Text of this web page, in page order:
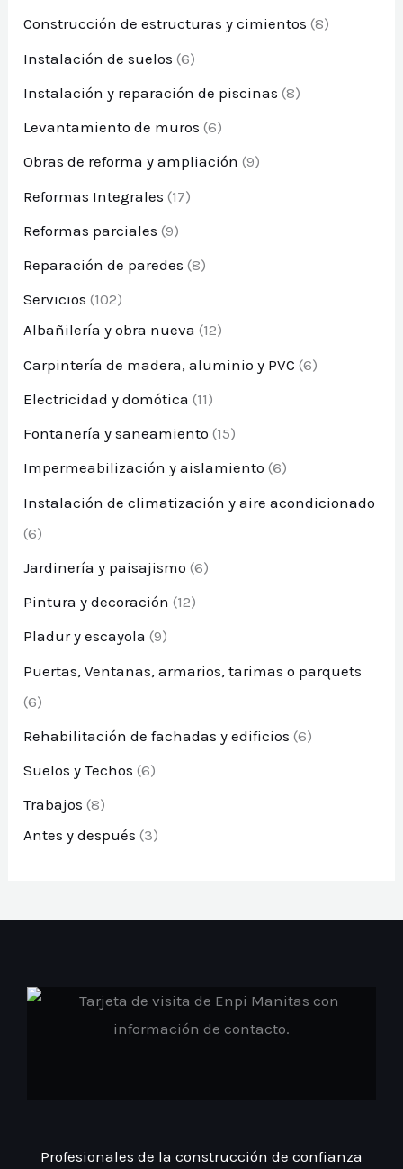
Construcción de estructuras y cimientos (8)
Instalación de suelos (6)
Instalación y reparación de piscinas (8)
Levantamiento de muros (6)
Obras de reforma y ampliación (9)
Reformas Integrales (17)
Reformas parciales (9)
Reparación de paredes (8)
Servicios (102)
Albañilería y obra nueva (12)
Carpintería de madera, aluminio y PVC (6)
Electricidad y domótica (11)
Fontanería y saneamiento (15)
Impermeabilización y aislamiento (6)
Instalación de climatización y aire acondicionado
(6)
Jardinería y paisajismo (6)
Pintura y decoración (12)
Pladur y escayola (9)
Puertas, Ventanas, armarios, tarimas o parquets
(6)
Rehabilitación de fachadas y edificios (6)
Suelos y Techos (6)
Trabajos (8)
Antes y después (3)
Profesionales de la construcción de confianza